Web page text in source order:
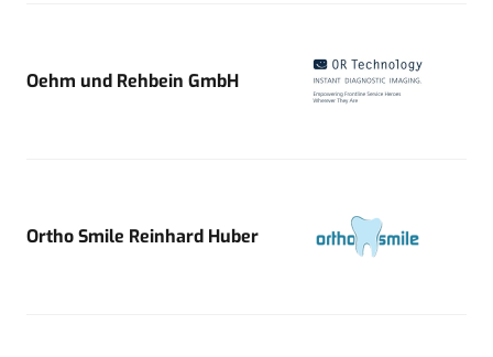
Oehm und Rehbein GmbH
Ortho Smile Reinhard Huber